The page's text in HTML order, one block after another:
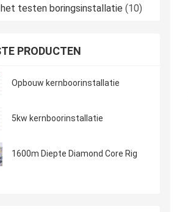
testen boringsinstallatie (10)
PRODUCTEN
Opbouw kernboorinstallatie
5kw kernboorinstallatie
1600m Diepte Diamond Core Rig